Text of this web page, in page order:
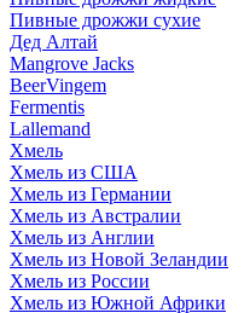
Пивные дрожжи сухие
Дед Алтай
Mangrove Jacks
BeerVingem
Fermentis
Lallemand
Хмель
Хмель из США
Хмель из Германии
Хмель из Австралии
Хмель из Англии
Хмель из Новой Зеландии
Хмель из России
Хмель из Южной Африки